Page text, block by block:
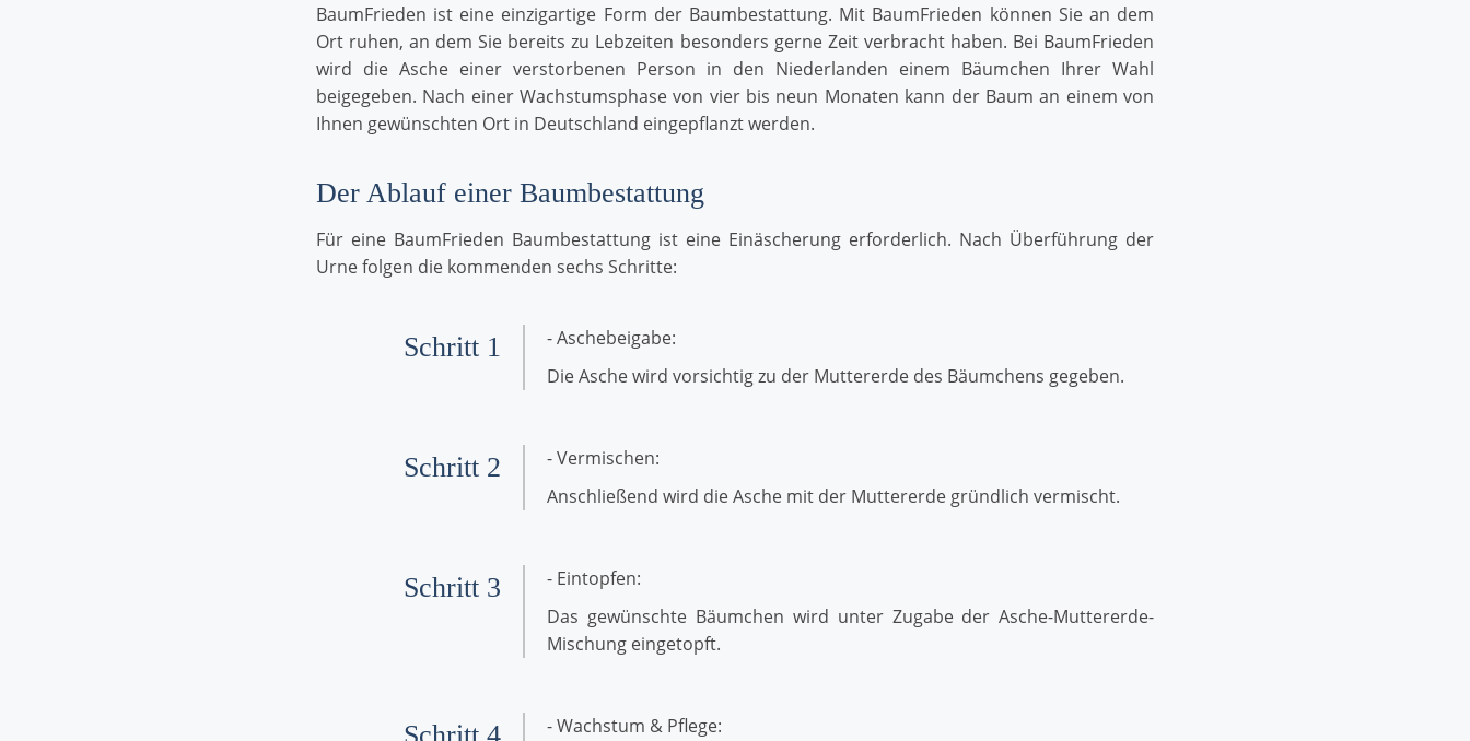
BaumFrieden ist eine einzigartige Form der Baumbestattung. Mit BaumFrieden können Sie an dem
Ort ruhen, an dem Sie bereits zu Lebzeiten besonders gerne Zeit verbracht haben. Bei BaumFrieden
wird die Asche einer verstorbenen Person in den Niederlanden einem Bäumchen Ihrer Wahl
beigegeben. Nach einer Wachstumsphase von vier bis neun Monaten kann der Baum an einem von
Ihnen gewünschten Ort in Deutschland eingepflanzt werden.
Der Ablauf einer Baumbestattung
Für eine BaumFrieden Baumbestattung ist eine Einäscherung erforderlich. Nach Überführung der
Urne folgen die kommenden sechs Schritte:
Schritt 1
- Aschebeigabe:
Die Asche wird vorsichtig zu der Muttererde des Bäumchens gegeben.
Schritt 2
- Vermischen:
Anschließend wird die Asche mit der Muttererde gründlich vermischt.
Schritt 3
- Eintopfen:
Das gewünschte Bäumchen wird unter Zugabe der Asche-Muttererde-
Mischung eingetopft.
Schritt 4 - Wachstum & Pflege: